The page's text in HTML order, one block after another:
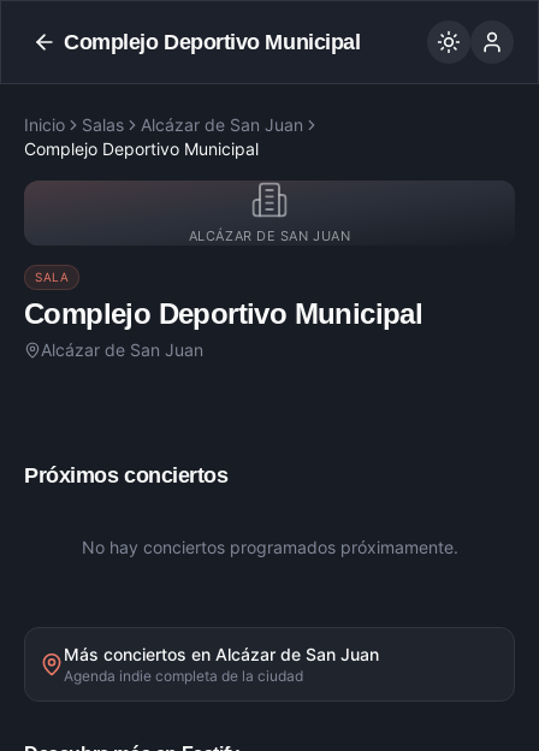
Complejo Deportivo Municipal
Inicio Salas
Alcázar de San Juan
Complejo Deportivo Municipal
ALCÁZAR DE SAN JUAN
SALA
Complejo Deportivo Municipal
Alcázar de San Juan
Próximos conciertos
No hay conciertos programados próximamente.
Más conciertos en Alcázar de San Juan
Agenda indie completa de la ciudad